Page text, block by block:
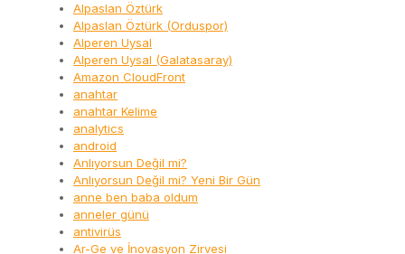
Alpaslan Öztürk
Alpaslan Öztürk (Orduspor)
Alperen Uysal
Alperen Uysal (Galatasaray)
Amazon CloudFront
anahtar
anahtar Kelime
analytics
android
Anlıyorsun Değil mi?
Anlıyorsun Değil mi? Yeni Bir Gün
anne ben baba oldum
anneler günü
antivirüs
Ar-Ge ve İnovasyon Zirvesi